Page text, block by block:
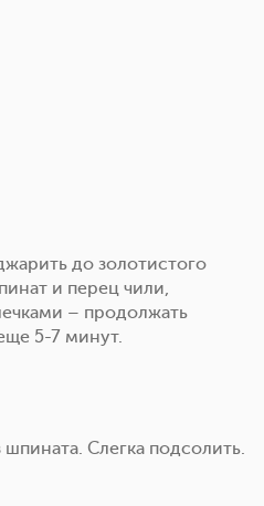
до золотистого
и перец чили,
– продолжать
5-7 минут.
Слегка подсолить.